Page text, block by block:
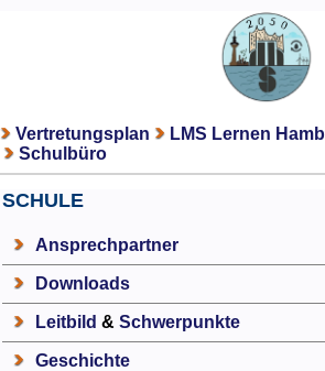
Vertretungsplan LMS Lernen
Schulbüro
SCHULE
Ansprechpartner
Downloads
Leitbild & Schwerpunkte
Geschichte